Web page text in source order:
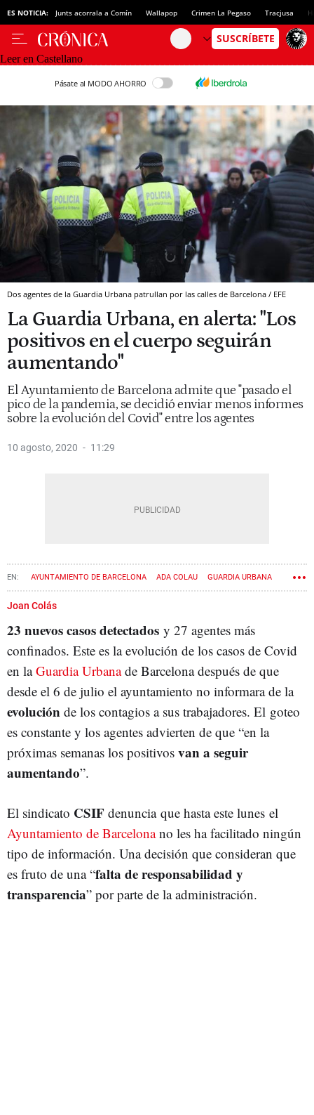
ES NOTICIA: Junts acorrala a Comín Wallapop Crimen La Pegaso Tracjusa
Leer en Castellano
Pásate al MODO AHORRO
Dos agentes de la Guardia Urbana patrullan por las calles de Barcelona / EFE
La Guardia Urbana, en alerta: "Los
positivos en el cuerpo seguirán
aumentando"
El Ayuntamiento de Barcelona admite que "pasado el
pico de la pandemia, se decidió enviar menos informes
sobre la evolución del Covid" entre los agentes
10 agosto, 2020 11:29
AYUNTAMIENTO DE BARCELONA ADA COLAU GUARDIA URBANA
PLAYAS CORONAVIRUS
Joan Colás
23 nuevos casos detectados y 27 agentes más
confinados. Este es la evolución de los casos de Covid
en laGuardia Urbanade Barcelona después de que
desde el 6 de julio el ayuntamiento no informara de la
evolución de los contagios a sus trabajadores. El goteo
es constante y los agentes advierten de que “en la
próximas semanas los positivos van a seguir
aumentando”.
El sindicato CSIF denuncia que hasta este lunes el
Ayuntamiento de Barcelonano les ha facilitado ningún
tipo de información. Una decisión que consideran que
es fruto de una “falta de responsabilidad y
transparencia” por parte de la administración.